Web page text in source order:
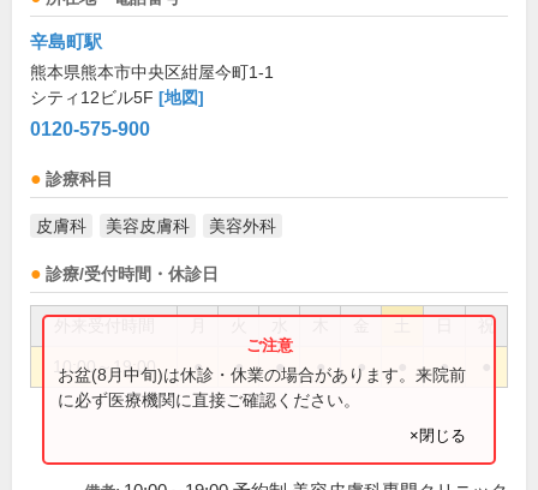
辛島町駅
熊本県熊本市中央区紺屋今町1-1
シティ12ビル5F [地図]
0120-575-900
診療科目
皮膚科 美容皮膚科 美容外科
診療/受付時間・休診日
祝
10:00～19:00 ● ● ● ● ● ●
お盆(8月中旬)は休診・休業の場合があります。来院前
に必ず医療機関に直接ご確認ください。
×閉じる